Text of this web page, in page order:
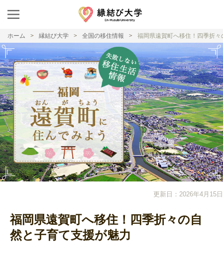
ホーム 縁結び大学 全国の移住情報 福岡県遠賀町へ移住！四季折
更新日：2026年4月15日
福岡県遠賀町へ移住！四季折々の自
然と子育て支援が魅力